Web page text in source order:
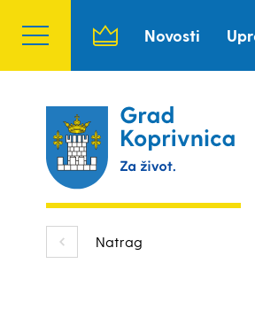
Novosti
Natrag